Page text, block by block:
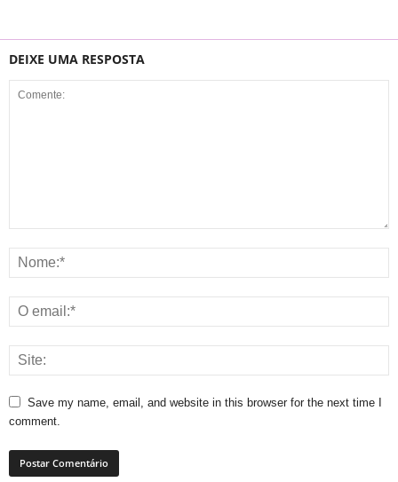
DEIXE UMA RESPOSTA
Save my name, email, and website in this browser for the next time I
comment.